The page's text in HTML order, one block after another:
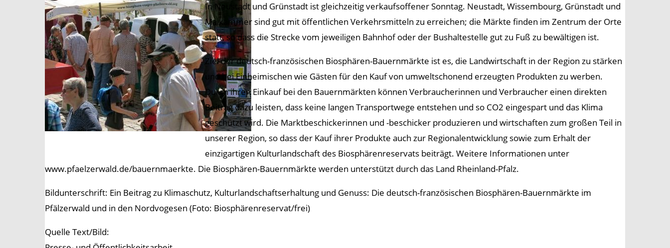
In Neustadt und Grünstadt ist gleichzeitig verkaufsoffener Sonntag. Neustadt, Wissembourg, Grünstadt und
Maikammer sind gut mit öffentlichen Verkehrsmitteln zu erreichen; die Märkte finden im Zentrum der Orte
statt, so dass die Strecke vom jeweiligen Bahnhof oder der Bushaltestelle gut zu Fuß zu bewältigen ist.
Ziel der deutsch-französischen Biosphären-Bauernmärkte ist es, die Landwirtschaft in der Region zu stärken
und bei Einheimischen wie Gästen für den Kauf von umweltschonend erzeugten Produkten zu werben.
Durch ihren Einkauf bei den Bauernmärkten können Verbraucherinnen und Verbraucher einen direkten
Beitrag dazu leisten, dass keine langen Transportwege entstehen und so CO2 eingespart und das Klima
geschützt wird. Die Marktbeschickerinnen und -beschicker produzieren und wirtschaften zum großen Teil in
unserer Region, so dass der Kauf ihrer Produkte auch zur Regionalentwicklung sowie zum Erhalt der
einzigartigen Kulturlandschaft des Biosphärenreservats beiträgt. Weitere Informationen unter
www.pfaelzerwald.de/bauernmaerkte. Die Biosphären-Bauernmärkte werden unterstützt durch das Land Rheinland-Pfalz.
Bildunterschrift: Ein Beitrag zu Klimaschutz, Kulturlandschaftserhaltung und Genuss: Die deutsch-französischen Biosphären-Bauernmärkte im
Pfälzerwald und in den Nordvogesen (Foto: Biosphärenreservat/frei)
Quelle Text/Bild: